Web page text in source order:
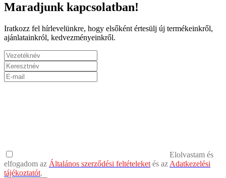
Maradjunk kapcsolatban!
Iratkozz fel hírlevelünkre, hogy elsőként értesülj új termékeinkről,
ajánlatainkról, kedvezményeinkről.
Elolvastam és
elfogadom az Általános szerződési feltételeket és az Adatkezelési
tájékoztatót.